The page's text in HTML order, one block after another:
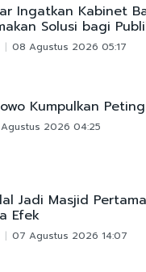
Ingatkan Kabinet
Solusi bagi
08 Agustus 2026 05:17
Kumpulkan
2026 04:25
Jadi Masjid
Efek
07 Agustus 2026 14:07